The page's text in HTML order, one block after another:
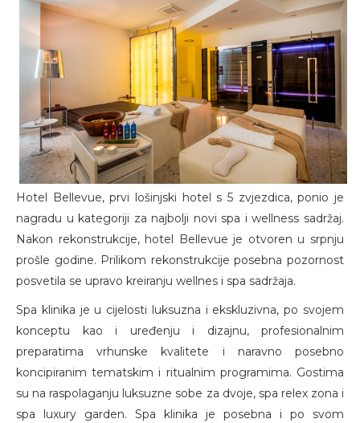
Hotel Bellevue, prvi lošinjski hotel s 5 zvjezdica, ponio je
nagradu u kategoriji za najbolji novi spa i wellness sadržaj.
Nakon rekonstrukcije, hotel Bellevue je otvoren u srpnju
prošle godine. Prilikom rekonstrukcije posebna pozornost
posvetila se upravo kreiranju wellnes i spa sadržaja.
Spa klinika je u cijelosti luksuzna i ekskluzivna, po svojem
konceptu kao i uređenju i dizajnu, profesionalnim
preparatima vrhunske kvalitete i naravno posebno
koncipiranim tematskim i ritualnim programima. Gostima
su na raspolaganju luksuzne sobe za dvoje, spa relex zona i
spa luxury garden. Spa klinika je posebna i po svom